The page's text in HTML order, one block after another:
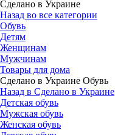
Сделано в Украине
Назад во все категории
Обувь
Детям
Женщинам
Мужчинам
Товары для дома
Сделано в Украине Обувь
Назад в Сделано в Украине
Детская обувь
Мужская обувь
Женская обувь